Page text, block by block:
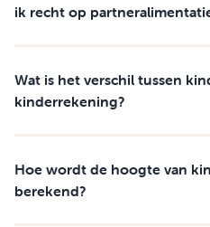
ik recht op
Wat is het verschil tussen
kinderrekening?
Hoe wordt de hoogte van
berekend?